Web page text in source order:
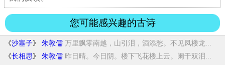
您可能感兴趣的古诗
《沙塞子》 朱敦儒 万里飘零南越，山引泪，酒添愁。不见凤楼龙...
《长相思》 朱敦儒 昨日晴。今日阴。楼下飞花楼上云。阑干双泪...